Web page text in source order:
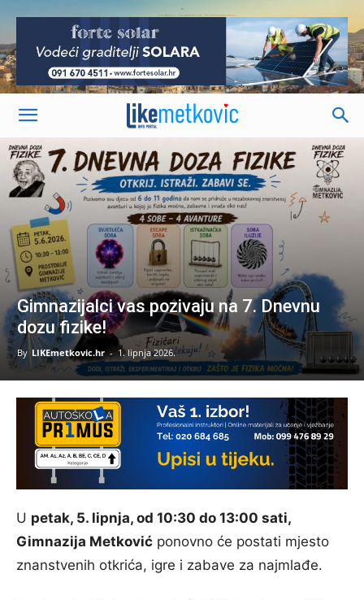
-
Gimnazijalci vas pozivaju na 7. Dnevnu
dozu fizike!
By LIKEmetkovic.hr - 1. lipnja 2026.
U petak, 5. lipnja, od 10:30 do 13:00 sati,
Gimnazija Metković ponovno će postati mjesto
znanstvenih otkrića, igre i zabave za najmlađe.